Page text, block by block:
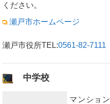
ください。
瀬戸市ホームページ
瀬戸市役所TEL:0561-82-7111
中学校
マンショ